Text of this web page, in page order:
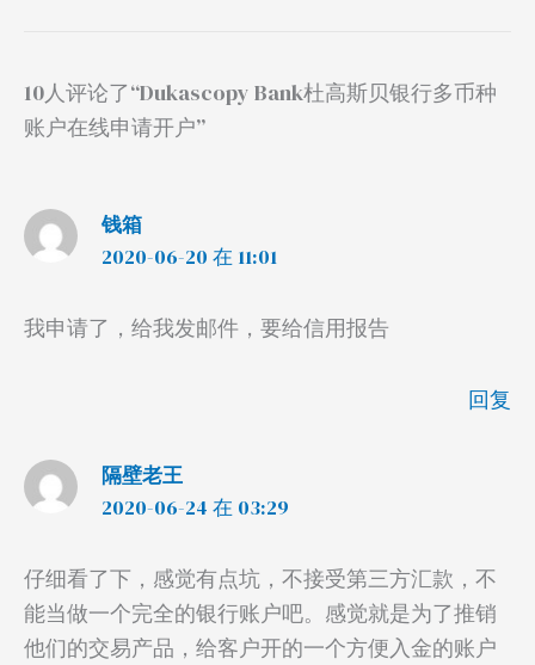
10人评论了“Dukascopy Bank杜高斯贝银行多币种
账户在线申请开户”
钱箱
2020-06-20 在 11:01
我申请了，给我发邮件，要给信用报告
回复
隔壁老王
2020-06-24 在 03:29
仔细看了下，感觉有点坑，不接受第三方汇款，不
能当做一个完全的银行账户吧。感觉就是为了推销
他们的交易产品，给客户开的一个方便入金的账户